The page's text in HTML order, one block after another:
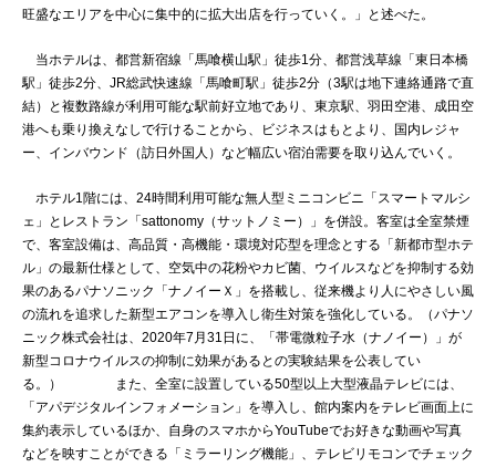
旺盛なエリアを中心に集中的に拡大出店を行っていく。」と述べた。
当ホテルは、都営新宿線「馬喰横山駅」徒歩1分、都営浅草線「東日本橋
駅」徒歩2分、JR総武快速線「馬喰町駅」徒歩2分（3駅は地下連絡通路で直
結）と複数路線が利用可能な駅前好立地であり、東京駅、羽田空港、成田空
港へも乗り換えなしで行けることから、ビジネスはもとより、国内レジャ
ー、インバウンド（訪日外国人）など幅広い宿泊需要を取り込んでいく。
ホテル1階には、24時間利用可能な無人型ミニコンビニ「スマートマルシ
ェ」とレストラン「sattonomy（サットノミー）」を併設。客室は全室禁煙
で、客室設備は、高品質・高機能・環境対応型を理念とする「新都市型ホテ
ル」の最新仕様として、空気中の花粉やカビ菌、ウイルスなどを抑制する効
果のあるパナソニック「ナノイーＸ」を搭載し、従来機より人にやさしい風
の流れを追求した新型エアコンを導入し衛生対策を強化している。（パナソ
ニック株式会社は、2020年7月31日に、「帯電微粒子水（ナノイー）」が
新型コロナウイルスの抑制に効果があるとの実験結果を公表してい
る。） また、全室に設置している50型以上大型液晶テレビには、
「アパデジタルインフォメーション」を導入し、館内案内をテレビ画面上に
集約表示しているほか、自身のスマホからYouTubeでお好きな動画や写真
などを映すことができる「ミラーリング機能」、テレビリモコンでチェック